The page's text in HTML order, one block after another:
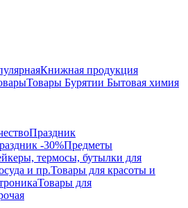
Книжная продукция
Товары Бурятии Бытовая химия
-30%Предметы
термосы, бутылки для
и пр.Товары для красоты и
Товары для